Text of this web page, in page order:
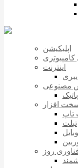
اپلیکیشن
اینترنت
مصنوعی
افزار
تاپ
تبلت
روز